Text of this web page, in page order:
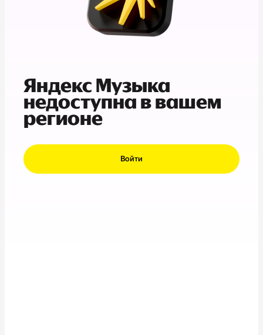
Яндекс Музыка
недоступна в вашем
регионе
Войти